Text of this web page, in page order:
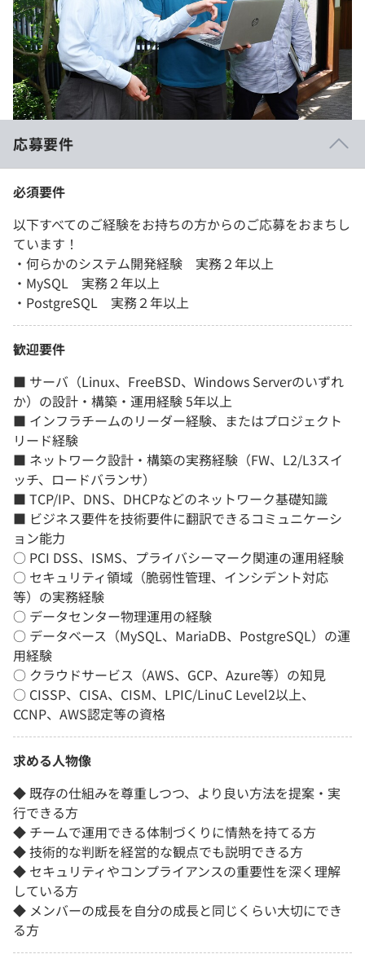
応募要件
必須要件
以下すべてのご経験をお持ちの方からのご応募をおまちし
ています！
・何らかのシステム開発経験 実務２年以上
・MySQL 実務２年以上
・PostgreSQL 実務２年以上
歓迎要件
■ サーバ（Linux、FreeBSD、Windows Serverのいずれ
か）の設計・構築・運用経験 5年以上
■ インフラチームのリーダー経験、またはプロジェクト
リード経験
■ ネットワーク設計・構築の実務経験（FW、L2/L3スイ
ッチ、ロードバランサ）
■ TCP/IP、DNS、DHCPなどのネットワーク基礎知識
■ ビジネス要件を技術要件に翻訳できるコミュニケーシ
ョン能力
○ PCI DSS、ISMS、プライバシーマーク関連の運用経験
○ セキュリティ領域（脆弱性管理、インシデント対応
等）の実務経験
○ データセンター物理運用の経験
○ データベース（MySQL、MariaDB、PostgreSQL）の運
用経験
○ クラウドサービス（AWS、GCP、Azure等）の知見
○ CISSP、CISA、CISM、LPIC/LinuC Level2以上、
CCNP、AWS認定等の資格
求める人物像
◆ 既存の仕組みを尊重しつつ、より良い方法を提案・実
行できる方
◆ チームで運用できる体制づくりに情熱を持てる方
◆ 技術的な判断を経営的な観点でも説明できる方
◆ セキュリティやコンプライアンスの重要性を深く理解
している方
◆ メンバーの成長を自分の成長と同じくらい大切にでき
る方